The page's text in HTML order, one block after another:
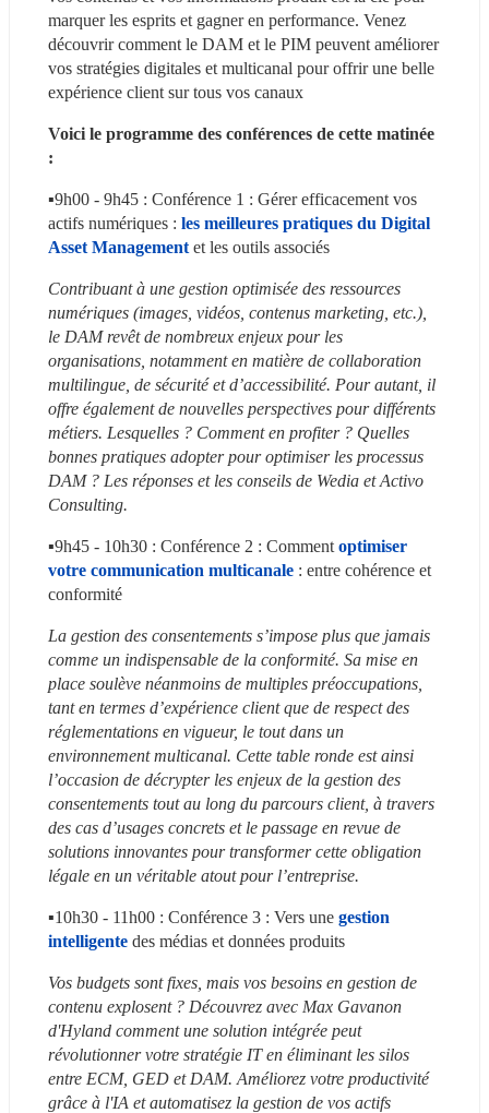
marquer les esprits et gagner en performance. Venez
découvrir comment le DAM et le PIM peuvent améliorer
vos stratégies digitales et multicanal pour offrir une belle
expérience client sur tous vos canaux
Voici le programme des conférences de cette matinée
:
▪️9h00 - 9h45 : Conférence 1 : Gérer efficacement vos
actifs numériques : les meilleures pratiques du Digital
Asset Management et les outils associés
Contribuant à une gestion optimisée des ressources
numériques (images, vidéos, contenus marketing, etc.),
le DAM revêt de nombreux enjeux pour les
organisations, notamment en matière de collaboration
multilingue, de sécurité et d’accessibilité. Pour autant, il
offre également de nouvelles perspectives pour différents
métiers. Lesquelles ? Comment en profiter ? Quelles
bonnes pratiques adopter pour optimiser les processus
DAM ? Les réponses et les conseils de Wedia et Activo
Consulting.
▪️9h45 - 10h30 : Conférence 2 : Comment optimiser
votre communication multicanale : entre cohérence et
conformité
La gestion des consentements s’impose plus que jamais
comme un indispensable de la conformité. Sa mise en
place soulève néanmoins de multiples préoccupations,
tant en termes d’expérience client que de respect des
réglementations en vigueur, le tout dans un
environnement multicanal. Cette table ronde est ainsi
l’occasion de décrypter les enjeux de la gestion des
consentements tout au long du parcours client, à travers
des cas d’usages concrets et le passage en revue de
solutions innovantes pour transformer cette obligation
légale en un véritable atout pour l’entreprise.
▪️10h30 - 11h00 : Conférence 3 : Vers une gestion
intelligente des médias et données produits
Vos budgets sont fixes, mais vos besoins en gestion de
contenu explosent ? Découvrez avec Max Gavanon
d'Hyland comment une solution intégrée peut
révolutionner votre stratégie IT en éliminant les silos
entre ECM, GED et DAM. Améliorez votre productivité
grâce à l'IA et automatisez la gestion de vos actifs